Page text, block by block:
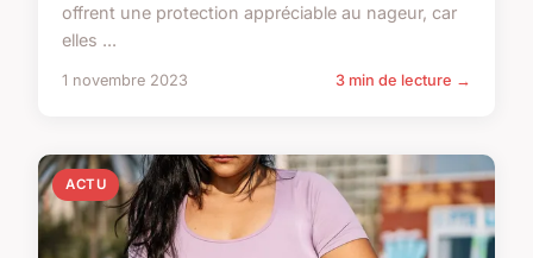
offrent une protection appréciable au nageur, car
elles ...
1 novembre 2023 3 min de lecture →
ACTU